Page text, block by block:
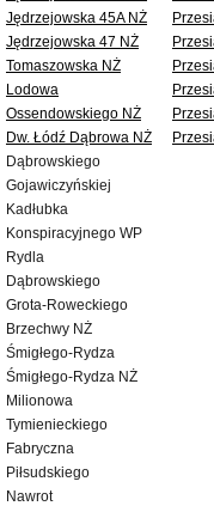
Jędrzejowska 45A NŻ
Jędrzejowska 47 NŻ
Tomaszowska NŻ
Lodowa
Ossendowskiego NŻ
Dw. Łódź Dąbrowa NŻ
Dąbrowskiego
Gojawiczyńskiej
Kadłubka
Konspiracyjnego WP
Rydla
Dąbrowskiego
Grota-Roweckiego
Brzechwy NŻ
Śmigłego-Rydza
Śmigłego-Rydza NŻ
Milionowa
Tymienieckiego
Fabryczna
Piłsudskiego
Nawrot